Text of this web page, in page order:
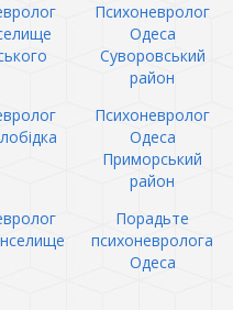
Психоневролог
Одеса
Суворовський
район
Психоневролог
Одеса
Приморський
район
Порадьте
психоневролога
Одеса